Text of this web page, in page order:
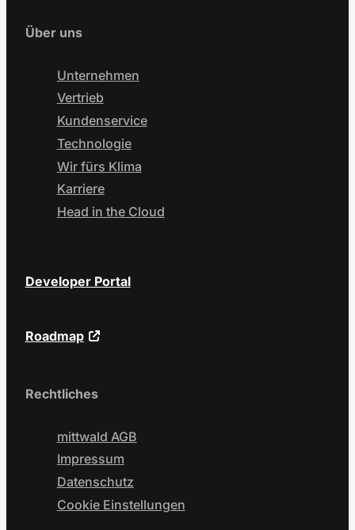
Über uns
Unternehmen
Vertrieb
Kundenservice
Technologie
Wir fürs Klima
Karriere
Head in the Cloud
Developer Portal
Roadmap
Rechtliches
mittwald AGB
Impressum
Datenschutz
Cookie Einstellungen